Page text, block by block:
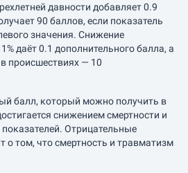
давности добавляет 0.9
90 баллов, если показатель
значения. Снижение
даёт 0.1 дополнительного балла, а
происшествиях — 10
балл, который можно получить в
снижением смертности и
Отрицательные
о том, что смертность и травматизм